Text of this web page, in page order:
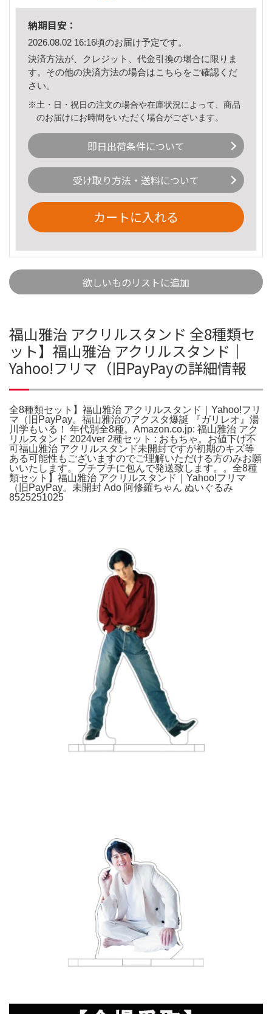
納期目安：
2026.08.02 16:16頃のお届け予定です。
決済方法が、クレジット、代金引換の場合に限りま
す。その他の決済方法の場合はこちら をご確認くだ
さい。
※土・日・祝日の注文の場合や在庫状況によって、商品
のお届けにお時間をいただく場合がございます。
即日出荷条件について
受け取り方法・送料について
カートに入れる
欲しいものリストに追加
福山雅治 アクリルスタンド 全8種類セ
ット】福山雅治 アクリルスタンド｜
Yahoo!フリマ（旧PayPayの詳細情報
全8種類セット】福山雅治 アクリルスタンド｜Yahoo!フリ
マ（旧PayPay。福山雅治のアクスタ爆誕 『ガリレオ』湯
川学もいる！ 年代別全8種。Amazon.co.jp: 福山雅治 アク
リルスタンド 2024ver 2種セット : おもちゃ。お値下げ不
可福山雅治 アクリルスタンド未開封ですが初期のキズ等
ある可能性もございますのでご理解いただける方のみお願
いいたします。プチプチに包んで発送致します。。全8種
類セット】福山雅治 アクリルスタンド｜Yahoo!フリマ
（旧PayPay。未開封 Ado 阿修羅ちゃん ぬいぐるみ
8525251025